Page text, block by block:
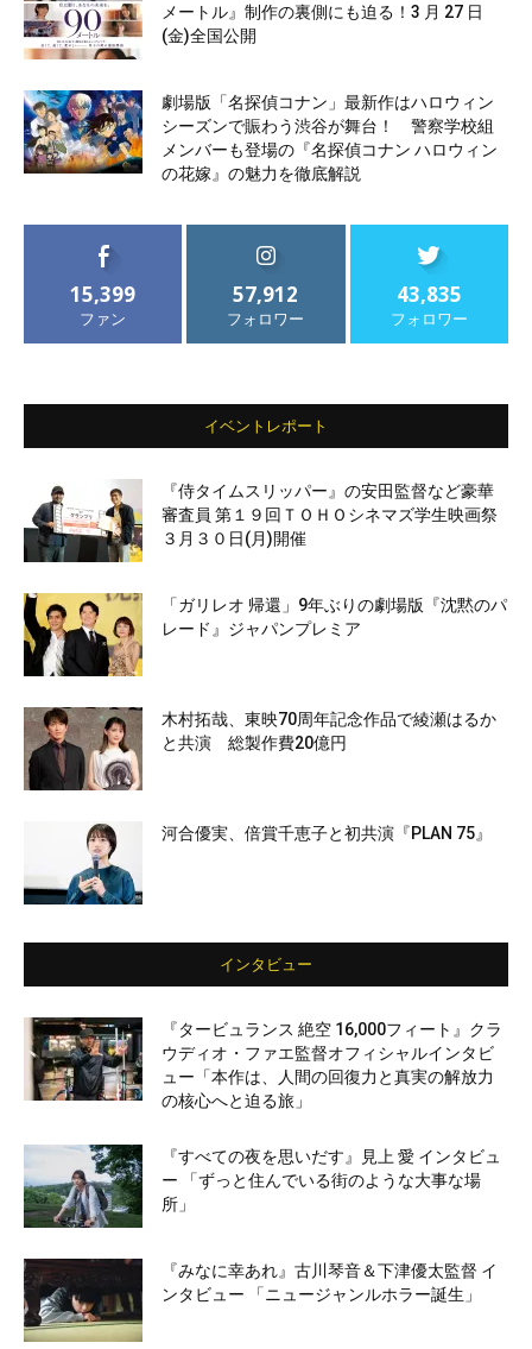
メートル』制作の裏側にも迫る！3 月 27 日
(金)全国公開
劇場版「名探偵コナン」最新作はハロウィン
シーズンで賑わう渋谷が舞台！ 警察学校組
メンバーも登場の『名探偵コナン ハロウィン
の花嫁』の魅力を徹底解説
15,399
ファン
57,912
フォロワー
43,835
フォロワー
イベントレポート
『侍タイムスリッパー』の安田監督など豪華
審査員 第１９回ＴＯＨＯシネマズ学生映画祭
３月３０日(月)開催
「ガリレオ 帰還」9年ぶりの劇場版『沈黙のパ
レード』ジャパンプレミア
木村拓哉、東映70周年記念作品で綾瀬はるか
と共演 総製作費20億円
河合優実、倍賞千恵子と初共演『PLAN 75』
インタビュー
『タービュランス 絶空 16,000フィート』クラ
ウディオ・ファエ監督オフィシャルインタビ
ュー「本作は、人間の回復力と真実の解放力
の核心へと迫る旅」
『すべての夜を思いだす』見上 愛 インタビュ
ー 「ずっと住んでいる街のような大事な場
所」
『みなに幸あれ』古川琴音＆下津優太監督 イ
ンタビュー 「ニュージャンルホラー誕生」